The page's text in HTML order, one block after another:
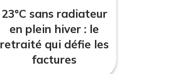
23°C sans radiateur
en plein hiver : le
retraité qui défie les
factures